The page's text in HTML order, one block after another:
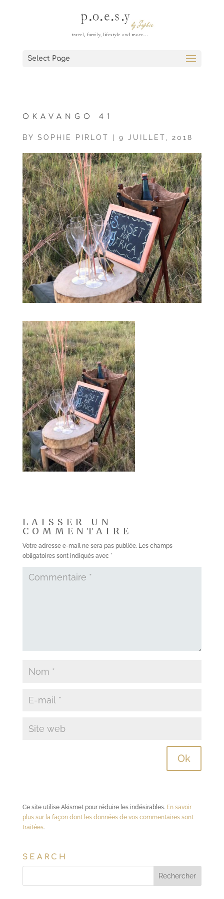
Select Page
OKAVANGO 41
BY SOPHIE PIRLOT 9 JUILLET, 2018
LAISSER UN
COMMENTAIRE
Votre adresse e-mail ne sera pas publiée. Les champs
obligatoires sont indiqués avec *
Ce site utilise Akismet pour réduire les indésirables. En savoir
plus sur la façon dont les données de vos commentaires sont
traitées.
SEARCH